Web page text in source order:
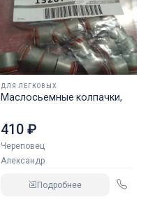
ДЛЯ ЛЕГКОВЫХ
Маслосьемные колпачки,
410 ₽
Череповец
Александр
Подробнее